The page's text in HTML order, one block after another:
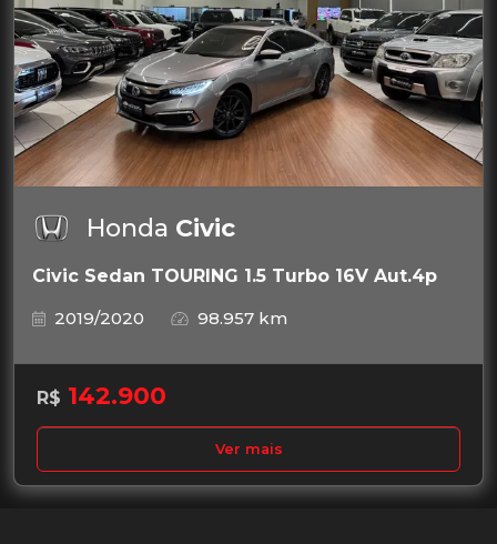
Honda Civic
Civic Sedan TOURING 1.5 Turbo 16V Aut.4p
2019/2020
98.957 km
R$ 142.900
Ver mais